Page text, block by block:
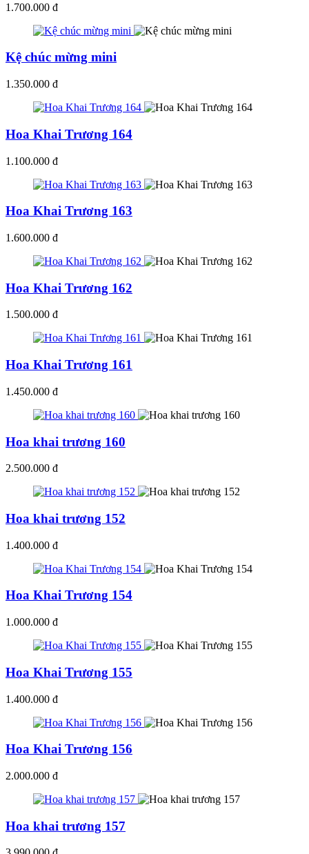
1.700.000 đ
Kệ chúc mừng mini
1.350.000 đ
Hoa Khai Trương 164
1.100.000 đ
Hoa Khai Trương 163
1.600.000 đ
Hoa Khai Trương 162
1.500.000 đ
Hoa Khai Trương 161
1.450.000 đ
Hoa khai trương 160
2.500.000 đ
Hoa khai trương 152
1.400.000 đ
Hoa Khai Trương 154
1.000.000 đ
Hoa Khai Trương 155
1.400.000 đ
Hoa Khai Trương 156
2.000.000 đ
Hoa khai trương 157